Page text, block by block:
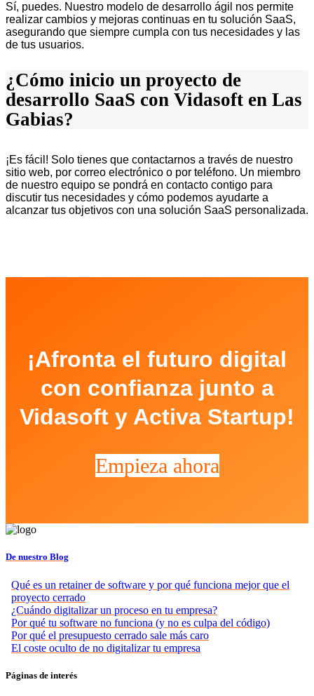
Sí, puedes. Nuestro modelo de desarrollo ágil nos permite
realizar cambios y mejoras continuas en tu solución SaaS,
asegurando que siempre cumpla con tus necesidades y las
de tus usuarios.
¿Cómo inicio un proyecto de
desarrollo SaaS con Vidasoft en Las
Gabias?
¡Es fácil! Solo tienes que contactarnos a través de nuestro
sitio web, por correo electrónico o por teléfono. Un miembro
de nuestro equipo se pondrá en contacto contigo para
discutir tus necesidades y cómo podemos ayudarte a
alcanzar tus objetivos con una solución SaaS personalizada.
¡Afronta el futuro digital
con confianza junto a
Vidasoft y Activa Startup!
Empieza ahora
De nuestro Blog
Qué es un retainer de software y por qué funciona mejor que el
proyecto cerrado
¿Cuándo digitalizar un proceso en tu empresa?
Por qué tu software no funciona (y no es culpa del código)
Por qué el presupuesto cerrado sale más caro
El coste oculto de no digitalizar tu empresa
Páginas de interés